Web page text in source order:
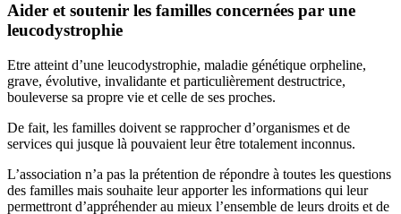
Aider et soutenir les familles concernées par une
leucodystrophie
Etre atteint d’une leucodystrophie, maladie génétique orpheline,
grave, évolutive, invalidante et particulièrement destructrice,
bouleverse sa propre vie et celle de ses proches.
De fait, les familles doivent se rapprocher d’organismes et de
services qui jusque là pouvaient leur être totalement inconnus.
L’association n’a pas la prétention de répondre à toutes les questions
des familles mais souhaite leur apporter les informations qui leur
permettront d’appréhender au mieux l’ensemble de leurs droits et de